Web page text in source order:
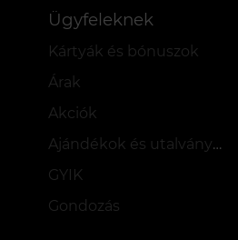
Ügyfeleknek
Kártyák és bónuszok
Árak
Akciók
Ajándékok és utalványok
GYIK
Gondozás